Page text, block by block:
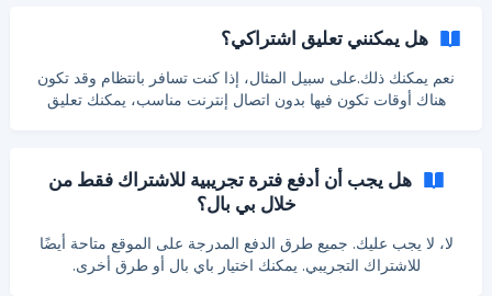
هل يمكنني تعليق اشتراكي؟
نعم يمكنك ذلك.على سبيل المثال، إذا كنت تسافر بانتظام وقد تكون
هناك أوقات تكون فيها بدون اتصال إنترنت مناسب، يمكنك تعليق
هل يجب أن أدفع فترة تجريبية للاشتراك فقط من
خلال بي بال؟
لا، لا يجب عليك. جميع طرق الدفع المدرجة على الموقع متاحة أيضًا
للاشتراك التجريبي. يمكنك اختيار باي بال أو طرق أخرى.